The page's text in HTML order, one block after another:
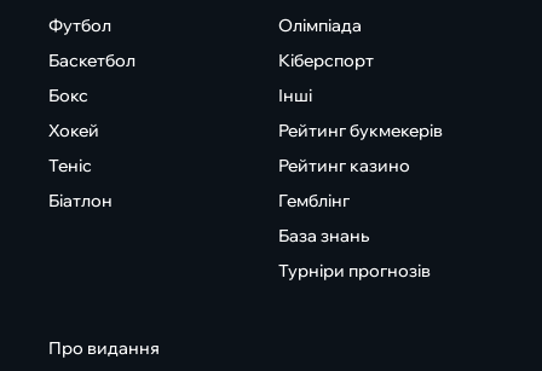
Футбол
Баскетбол
Бокс
Хокей
Теніс
Біатлон
Олімпіада
Кіберспорт
Інші
Рейтинг букмекерів
Рейтинг казино
Гемблінг
База знань
Турніри прогнозів
Про видання